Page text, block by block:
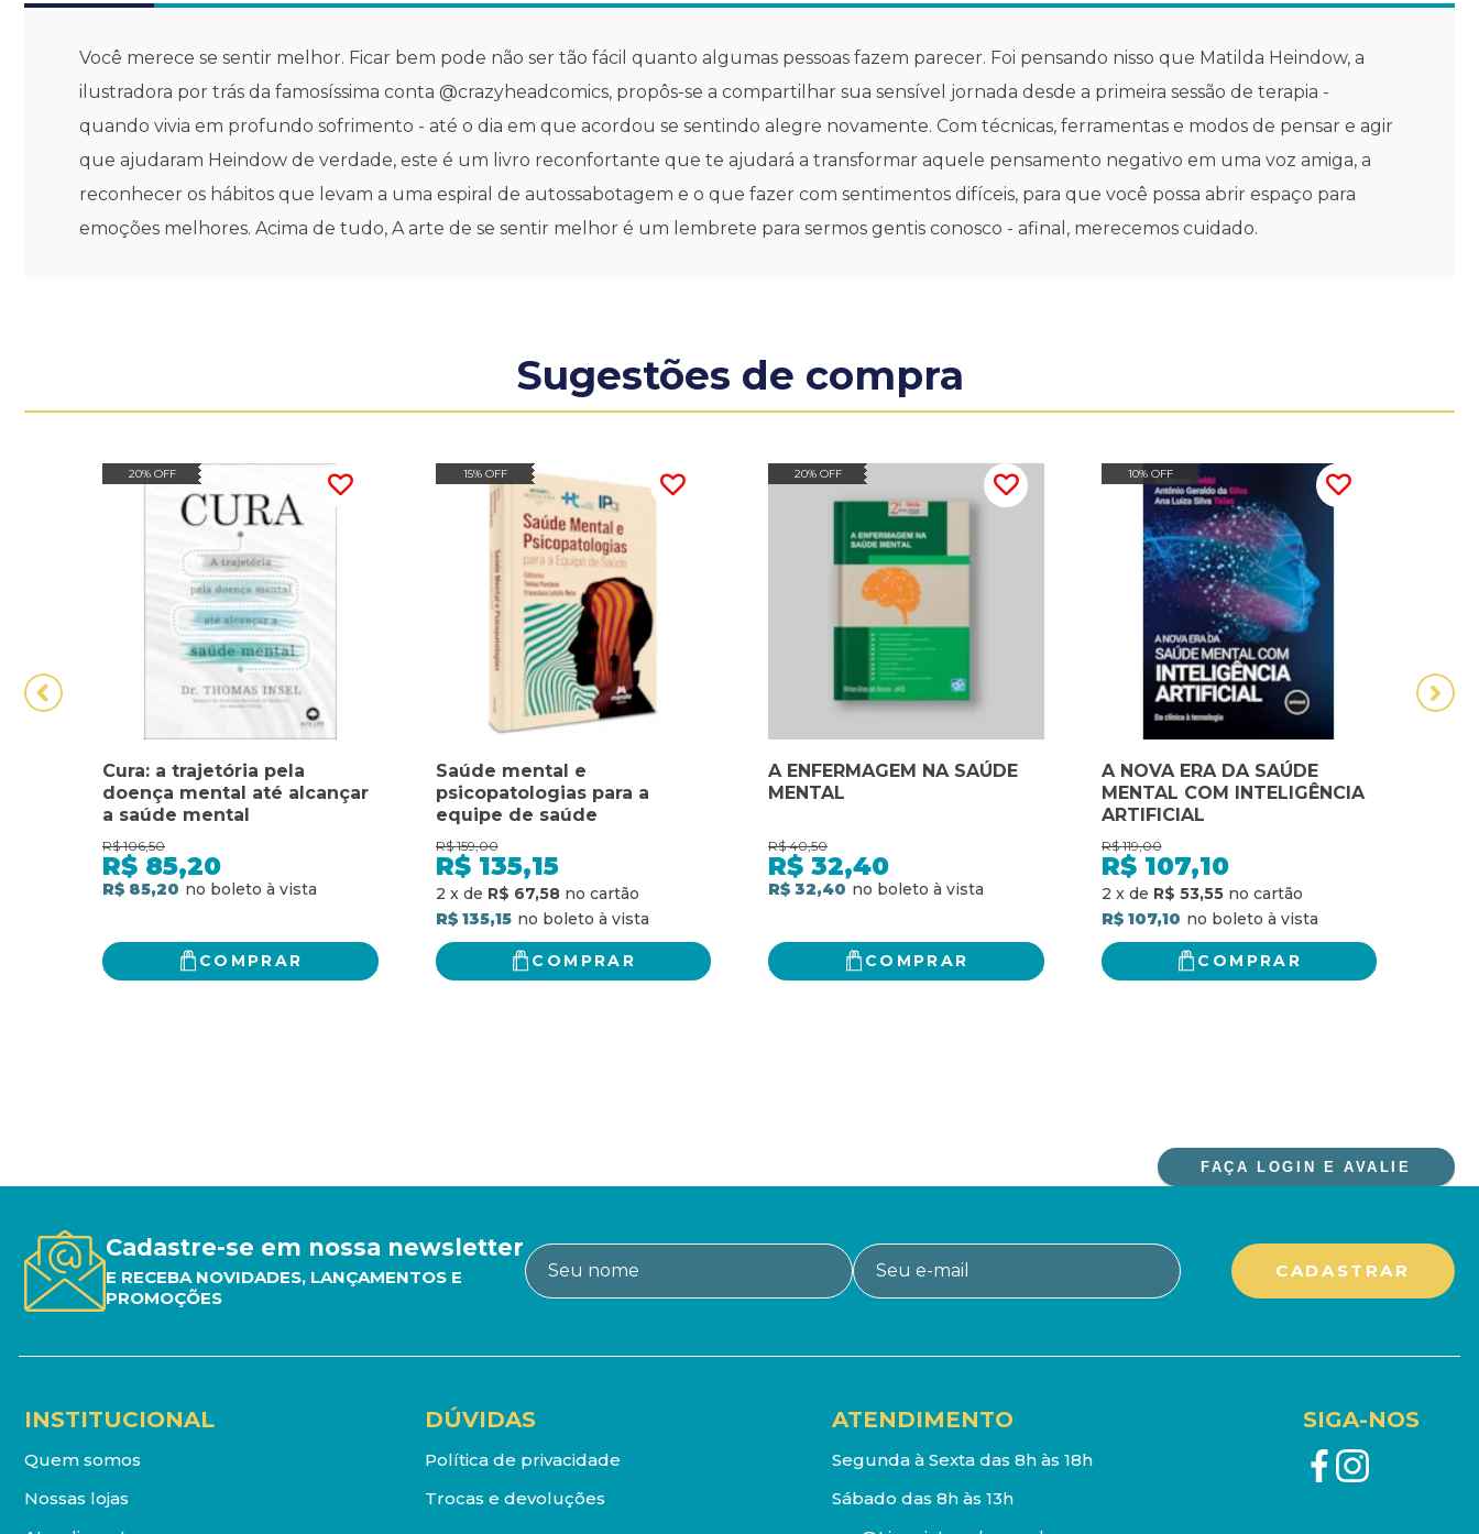
Você merece se sentir melhor. Ficar bem pode não ser tão fácil quanto algumas pessoas fazem parecer. Foi pensando nisso que Matilda Heindow, a
ilustradora por trás da famosíssima conta @crazyheadcomics, propôs-se a compartilhar sua sensível jornada desde a primeira sessão de terapia -
quando vivia em profundo sofrimento - até o dia em que acordou se sentindo alegre novamente. Com técnicas, ferramentas e modos de pensar e agir
que ajudaram Heindow de verdade, este é um livro reconfortante que te ajudará a transformar aquele pensamento negativo em uma voz amiga, a
reconhecer os hábitos que levam a uma espiral de autossabotagem e o que fazer com sentimentos difíceis, para que você possa abrir espaço para
emoções melhores. Acima de tudo, A arte de se sentir melhor é um lembrete para sermos gentis conosco - afinal, merecemos cuidado.
Sugestões de compra
20% OFF
Cura: a trajetória pela
doença mental até alcançar
a saúde mental
R$ 106,50
R$ 85,20
R$ 85,20
COMPRAR
15% OFF
Saúde mental e
psicopatologias para a
equipe de saúde
R$ 159,00
R$ 135,15
2 x de R$ 67,58
R$ 135,15
COMPRAR
20% OFF
A ENFERMAGEM NA SAÚDE
MENTAL
R$ 40,50
R$ 32,40
R$ 32,40
COMPRAR
10% OFF
A NOVA ERA DA SAÚDE
MENTAL COM INTELIGÊNCIA
ARTIFICIAL
R$ 119,00
R$ 107,10
2 x de R$ 53,55
R$ 107,10
COMPRAR
FAÇA LOGIN E AVALIE
Cadastre-se em nossa newsletter
E RECEBA NOVIDADES, LANÇAMENTOS E
PROMOÇÕES
INSTITUCIONAL
Quem somos
Nossas lojas
DÚVIDAS
Política de privacidade
Trocas e devoluções
ATENDIMENTO
Segunda à Sexta das 8h às 18h
Sábado das 8h às 13h
SIGA-NOS